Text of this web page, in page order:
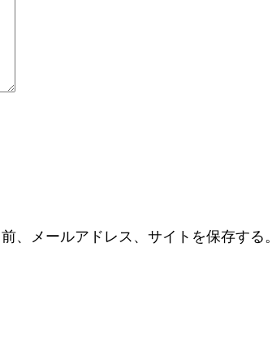
、メールアドレス、サイトを保存する。